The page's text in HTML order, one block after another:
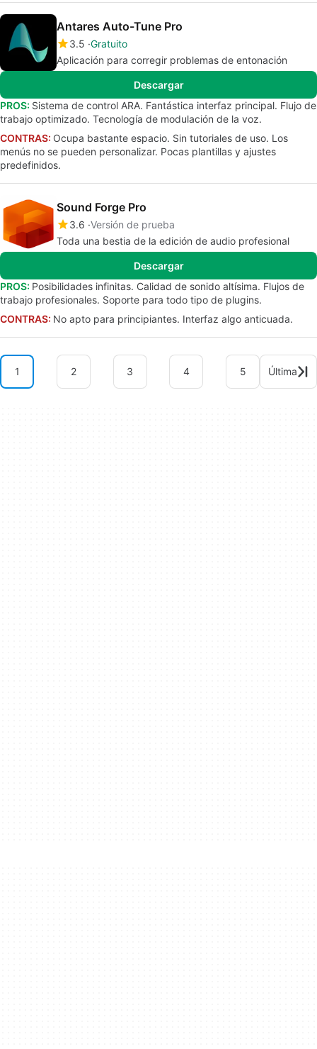
Antares Auto-Tune Pro
3.5 Gratuito
Aplicación para corregir problemas de entonación
Descargar
PROS: Sistema de control ARA. Fantástica interfaz principal. Flujo de
trabajo optimizado. Tecnología de modulación de la voz.
CONTRAS: Ocupa bastante espacio. Sin tutoriales de uso. Los
menús no se pueden personalizar. Pocas plantillas y ajustes
predefinidos.
Sound Forge Pro
3.6 Versión de prueba
Toda una bestia de la edición de audio profesional
Descargar
PROS: Posibilidades infinitas. Calidad de sonido altísima. Flujos de
trabajo profesionales. Soporte para todo tipo de plugins.
CONTRAS: No apto para principiantes. Interfaz algo anticuada.
1 2 3 4 5 Última